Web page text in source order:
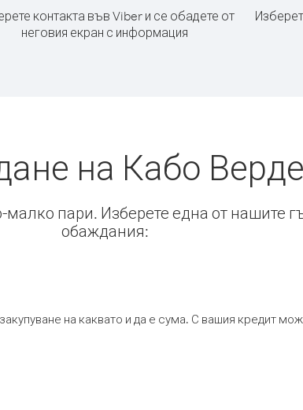
контакта във Viber и се обадете от
неговия екран с информация
на Кабо
пари. Изберете една от нашите
обаждания:
на каквато и да е сума. С вашия кредит